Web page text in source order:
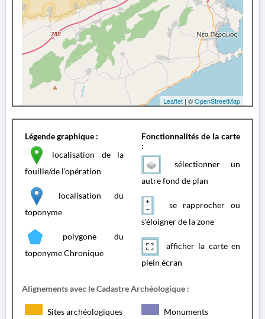
Leaflet | ©OpenStreetMap
Légende graphique :
localisation de la
fouille/de l'opération
localisation du
toponyme
polygone du
toponyme Chronique
Fonctionnalités de la carte
:
sélectionner un
autre fond de plan
se rapprocher ou
s'éloigner de la zone
afficher la carte en
plein écran
Alignements avec le Cadastre Archéologique :
Sites archéologiques Monuments